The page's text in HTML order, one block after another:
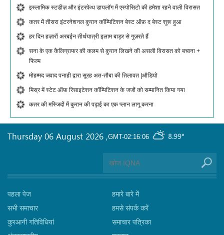
इस्लामिक स्टडीज़ और इंटरफेथ डायलॉग में एस्पोसिटो की हमेशा रहने वाली विरासत
कतर में तीसरा इंटरनेशनल कुरान कॉम्पिटिशन बेस्ट ऑफ़ द बेस्ट शुरू हुआ
हर दिन हज़ारों अरबईन तीर्थयात्री इलाम बाड़र से गुज़रते हैं
सना के एक कैलिग्राफर की कलम से कुरान लिखने की असली विरासत को बचाना +
फिल्म
मोहम्मद जवाद पनाही द्वारा सूरह अत-तौबा की तिलावत |ऑडियो
मिस्र में स्टेट ऑफ़ रिसाइटेशन कॉम्पिटिशन के जजों को सम्मानित किया गया
कतर की मस्जिदों में कुरान की पढ़ाई का एक प्लान लागू करना
GMT-02:16:06 8.99°
Thursday 06 August 2026 ,
पहला पेज
सभी समाचार
कुरआनी गतिविधियां
हमारे बारे में
हमसे संपर्क करें
समाचार पत्रिका